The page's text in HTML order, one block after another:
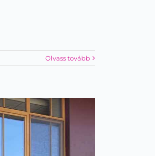
Olvass tovább